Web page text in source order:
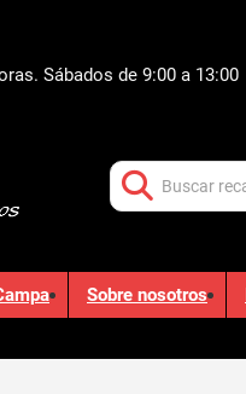
Sábados de 9:00 a 13:00
Sobre nosotros